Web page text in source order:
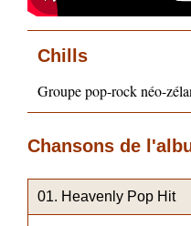
Chills
Groupe pop-rock néo-
Chansons de
Heavenly Pop Hit